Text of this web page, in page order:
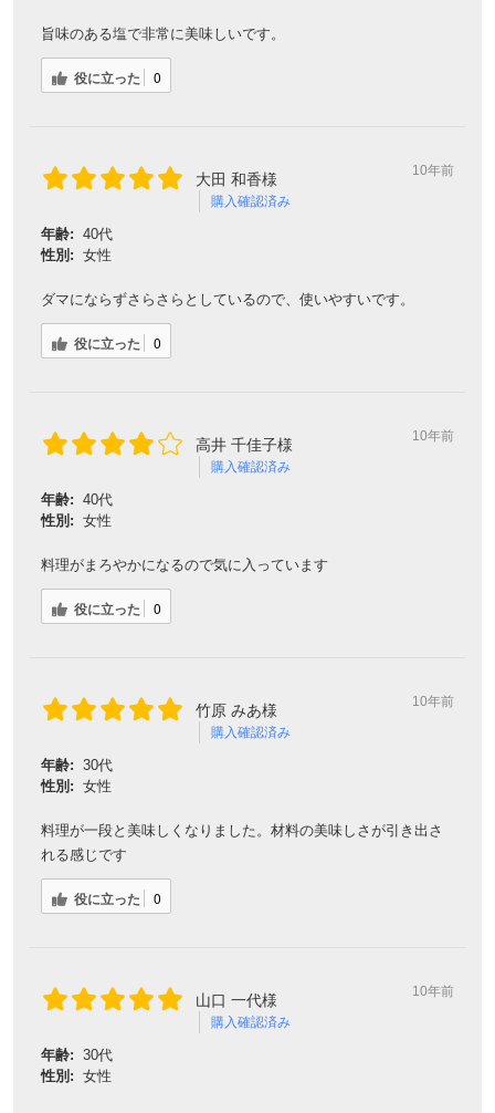
旨味のある塩で非常に美味しいです。
役に立った 0
大田 和香様
購入確認済み
10年前
年齢: 40代
性別: 女性
ダマにならずさらさらとしているので、使いやすいです。
役に立った 0
高井 千佳子様
購入確認済み
10年前
年齢: 40代
性別: 女性
料理がまろやかになるので気に入っています
役に立った 0
竹原 みあ様
購入確認済み
10年前
年齢: 30代
性別: 女性
料理が一段と美味しくなりました。材料の美味しさが引き出さ
れる感じです
役に立った 0
山口 一代様
購入確認済み
10年前
年齢: 30代
性別: 女性